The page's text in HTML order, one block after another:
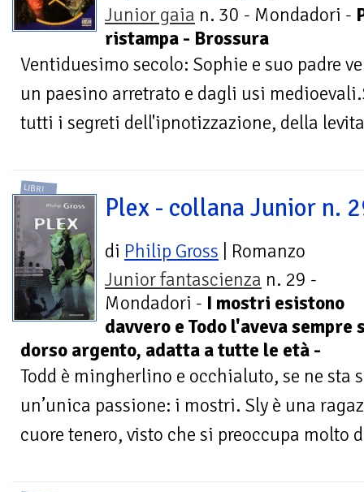
Junior gaia n. 30 - Mondadori -
ristampa - Brossura
Ventiduesimo secolo: Sophie e suo padre
un paesino arretrato e dagli usi
tutti i segreti dell'ipnotizzazione, della
LIBRI
Plex - collana Junior n.
di Philip Gross | Romanzo
Junior fantascienza n. 29 -
Mondadori - I mostri esistono
davvero e Todo l'aveva
dorso argento, adatta a tutte le età -
Todd è mingherlino e occhialuto, se ne sta
un’unica passione: i mostri. Sly è una
cuore tenero, visto che si preoccupa molto